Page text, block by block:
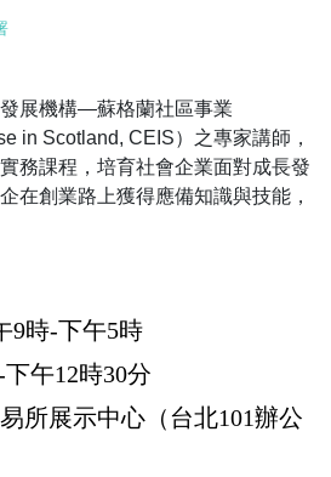
展機構—蘇格蘭社區事業
in Scotland, CEIS）之專家講師，
務課程，培育社會企業面對成長發
在創業路上獲得應備知識與技能，
9時-下午5時
午12時30分
所展示中心 （台北101辦公